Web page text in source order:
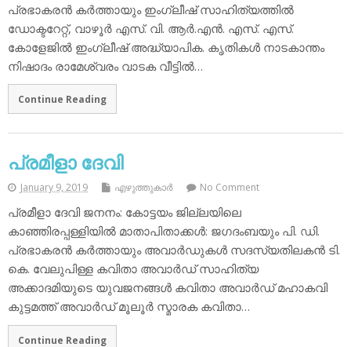
പ്രഭാകരന്‍ കര്‍ത്തായും ഇംഗ്ലീഷ് സാഹിത്യത്തില്‍
ഡോക്ടറേറ്റ്, വാഴൂര്‍ എസ്. വി. ആര്‍.എന്‍. എസ്. എസ്.
കോളേജില്‍ ഇംഗ്ലീഷ് അദ്ധ്യാപിക. കൃതികള്‍ നാടകാന്തം
നിഷാദം രാമേശ്വരം വാടക വീട്ടില്‍…
Continue Reading
പ്രമീളാ ദേവി
January 9, 2019 എഴുത്തുകാര്‍ No Comment
പ്രമീളാ ദേവി ജനനം: കോട്ടയം ജില്ലയിലെ
കാഞ്ഞിരപ്പള്ളിയില്‍ മാതാപിതാക്കള്‍: ജഗദംബയും പി. ഡി.
പ്രഭാകരന്‍ കര്‍ത്തായും അവാര്‍ഡുകള്‍ സദസ്യതിലകന്‍ ടി.
കെ. വേലുപിള്ള കവിതാ അവാര്‍ഡ് സാഹിത്യ
അക്കാദമിയുടെ യുവജനങ്ങള്‍ കവിതാ അവാര്‍ഡ് മഹാകവി
കുട്ടമത്ത് അവാര്‍ഡ് മൂലൂര്‍ സ്മാരക കവിതാ…
Continue Reading